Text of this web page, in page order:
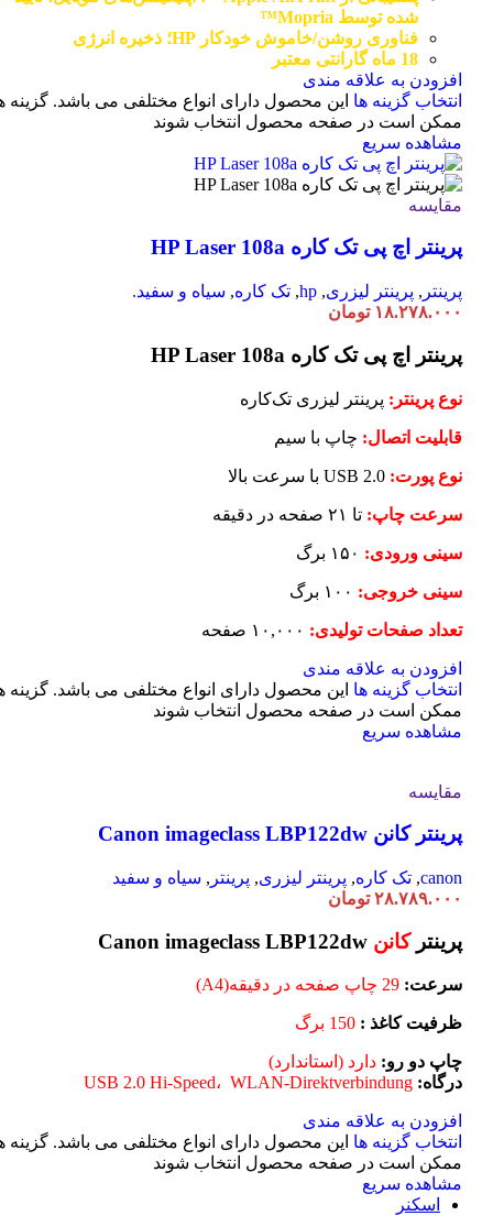
شده توسط Mopria™
فناوری روشن/خاموش خودکار HP؛ ذخیره انرژی
18 ماه گارانتی معتبر
افزودن به علاقه مندی
انتخاب گزینه ها این محصول دارای انواع مختلفی می باشد. گزینه
ممکن است در صفحه محصول انتخاب شوند
مشاهده سریع
مقایسه
پرینتر اچ پی تک کاره HP Laser 108a
پرینتر , پرینتر لیزری,
hp
, تک کاره, سیاه و سفید.
۱۸.۲۷۸.۰۰۰ تومان
پرینتر اچ پی تک کاره HP Laser 108a
نوع پرینتر: پرینتر لیزری تک‌کاره
قابلیت اتصال: چاپ با سیم
نوع پورت: USB 2.0 با سرعت بالا
سرعت چاپ: تا ۲۱ صفحه در دقیقه
سینی ورودی:
سینی خروجی:
تعداد صفحات تولیدی:
افزودن به علاقه مندی
انتخاب گزینه ها این محصول دارای انواع مختلفی می باشد. گزینه
ممکن است در صفحه محصول انتخاب شوند
مشاهده سریع
مقایسه
پرینتر کانن Canon imageclass LBP122dw
canon
, تک کاره, پرینتر لیزری, پرینتر , سیاه و سفید
۲۸.۷۸۹.۰۰۰ تومان
پرینترکانن
سرعت: 29 چاپ صفحه در دقیقه(A4)
ظرفیت کاغذ :
چاپ دو رو: دارد (استاندارد)
درگاه: USB 2.0 Hi-Speed، WLAN-Direktverbindung
افزودن به علاقه مندی
انتخاب گزینه ها این محصول دارای انواع مختلفی می باشد. گزینه
ممکن است در صفحه محصول انتخاب شوند
مشاهده سریع
اسکنر